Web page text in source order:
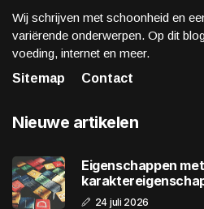
Wij schrijven met schoonheid en
variërende onderwerpen. Op dit
voeding, internet en meer.
Sitemap
Contact
Nieuwe artikelen
Eigenschappen
24 juli 2026